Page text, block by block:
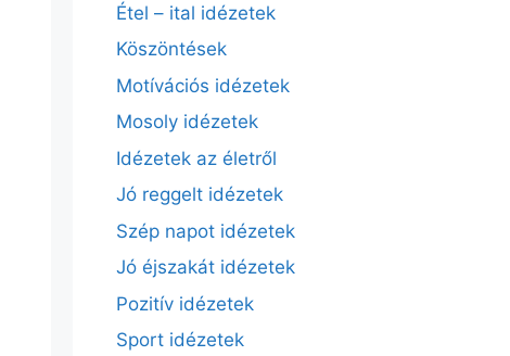
Étel – ital idézetek
Köszöntések
Motívációs idézetek
Mosoly idézetek
Idézetek az életről
Jó reggelt idézetek
Szép napot idézetek
Jó éjszakát idézetek
Pozitív idézetek
Sport idézetek